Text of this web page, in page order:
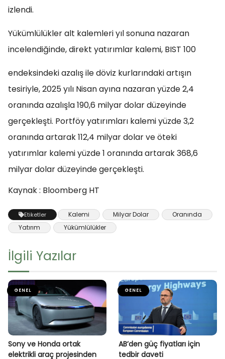
izlendi.
Yükümlülükler alt kalemleri yıl sonuna nazaran
incelendiğinde, direkt yatırımlar kalemi, BIST 100
endeksindeki azalış ile döviz kurlarındaki artışın
tesiriyle, 2025 yılı Nisan ayına nazaran yüzde 2,4
oranında azalışla 190,6 milyar dolar düzeyinde
gerçekleşti. Portföy yatırımları kalemi yüzde 3,2
oranında artarak 112,4 milyar dolar ve öteki
yatırımlar kalemi yüzde 1 oranında artarak 368,6
milyar dolar düzeyinde gerçekleşti.
Kaynak : Bloomberg HT
Etiketler Kalemi Milyar Dolar
Oranında
Yatırım
Yükümlülükler
İlgili Yazılar
GENEL
Sony ve Honda ortak
elektrikli araç projesinden
GENEL
AB’den güç fiyatları için
tedbir daveti